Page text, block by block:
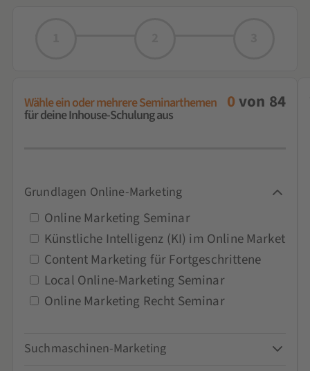
Wähle ein oder mehrere Seminarthemen
für deine Inhouse-Schulung aus
0von 84
Grundlagen Online-Marketing
Online Marketing Seminar
Künstliche Intelligenz (KI) im Online Marketing
Content Marketing für Fortgeschrittene
Local Online-Marketing Seminar
Online Marketing Recht Seminar
Suchmaschinen-Marketing